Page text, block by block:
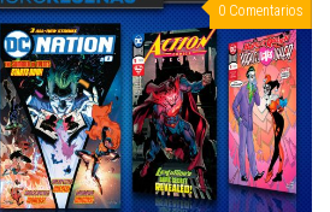
0 Comentarios